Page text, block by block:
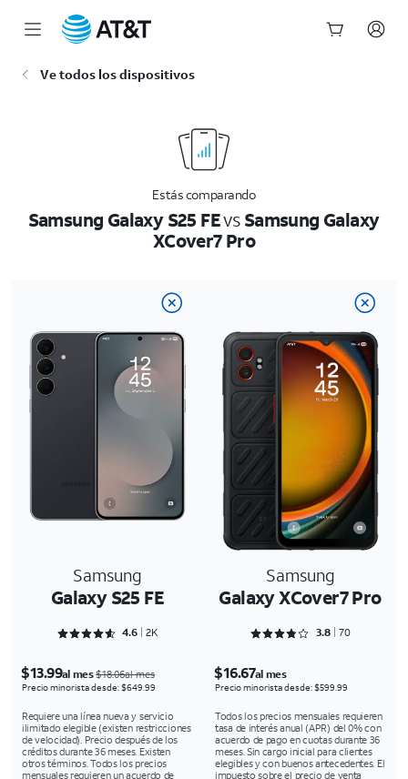
Ve todos los dispositivos
Estás comparando
Samsung Galaxy S25 FEvsSamsung Galaxy
XCover7 Pro
Samsung
Galaxy S25 FE
Samsung
Galaxy XCover7 Pro
Rated 4.6301 out of 5
4.6 2K Rated 3.8429 out of 5
3.8 70
$13.99al mes$18.06al mes
Precio minorista desde: $649.99
Requiere una línea nueva y servicio
ilimitado elegible (existen restricciones
de velocidad). Precio después de los
créditos durante 36 meses. Existen
otros términos. Todos los precios
mensuales requieren un acuerdo de
$16.67al mes
Precio minorista desde: $599.99
Todos los precios mensuales requieren
tasa de interés anual (APR) del 0% con
acuerdo de pago en cuotas durante 36
meses. Sin cargo inicial para clientes
elegibles y con buenos antecedentes. El
impuesto sobre el precio de venta